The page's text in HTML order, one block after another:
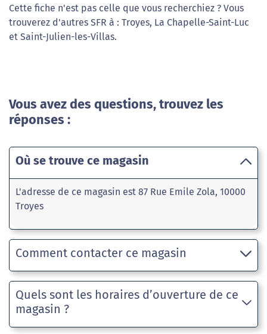
Cette fiche n'est pas celle que vous recherchiez ? Vous
trouverez d'autres SFR à : Troyes, La Chapelle-Saint-Luc
et Saint-Julien-les-Villas.
Vous avez des questions, trouvez les
réponses :
Où se trouve ce magasin
L'adresse de ce magasin est 87 Rue Emile Zola, 10000
Troyes
Comment contacter ce magasin
Quels sont les horaires d’ouverture de ce
magasin ?